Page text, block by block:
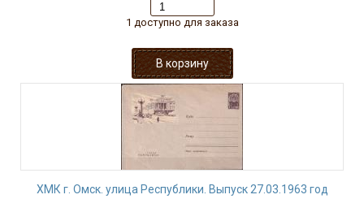
1 доступно для заказа
ХМК г. Омск. улица Республики. Выпуск 27.03.1963 год